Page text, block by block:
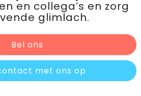
en collega’s en zorg
glimlach.
Bel ons
met ons op